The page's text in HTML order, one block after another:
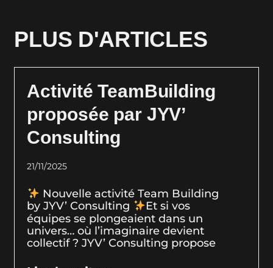
PLUS D'ARTICLES
Activité TeamBuilding
proposée par JYV’
Consulting
21/11/2025
Nouvelle activité Team Building
by JYV’ Consulting
Et si vos
équipes se plongeaient dans un
univers… où l’imaginaire devient
collectif ? JYV’ Consulting propose